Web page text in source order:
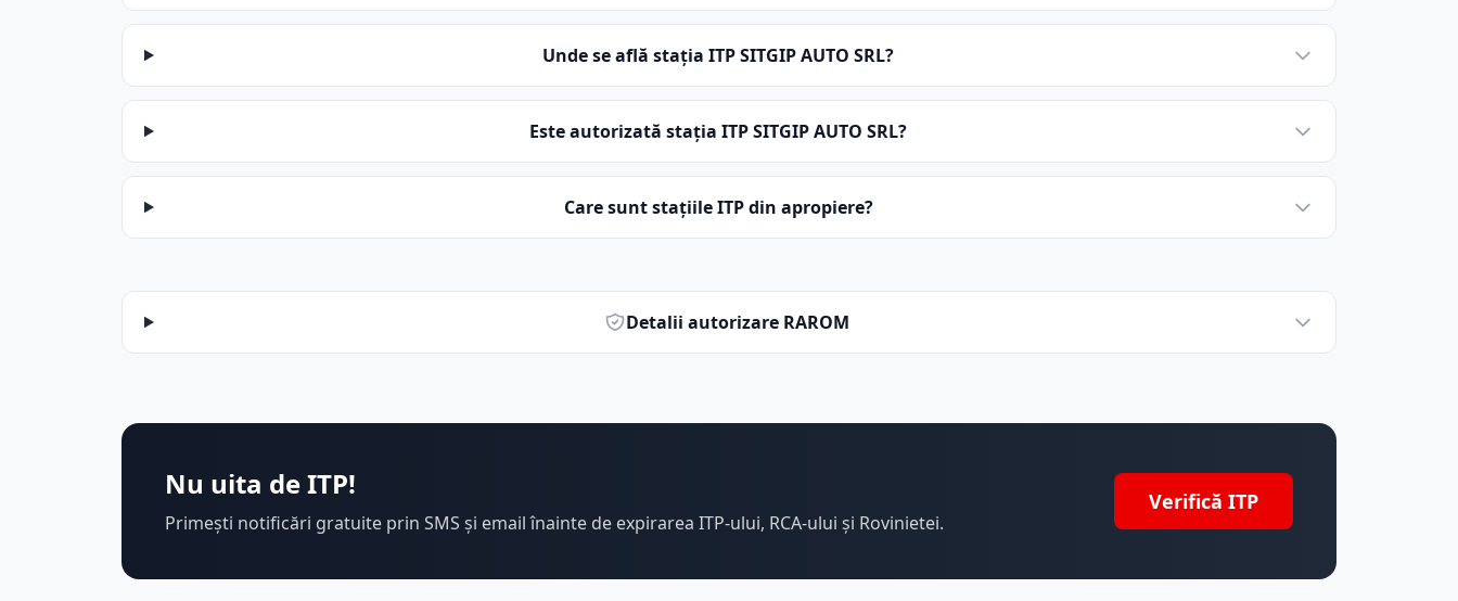
Unde se află stația ITP SITGIP AUTO SRL?
Este autorizată stația ITP SITGIP AUTO SRL?
Care sunt stațiile ITP din apropiere?
Detalii autorizare RAROM
Nu uita de ITP!
Primești notificări gratuite prin SMS și email înainte de expirarea ITP-ului, RCA-ului și Rovinietei.
Verifică ITP